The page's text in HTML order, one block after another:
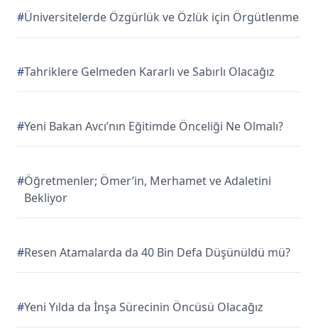
#Üniversitelerde Özgürlük ve Özlük için Örgütlenme
#Tahriklere Gelmeden Kararlı ve Sabırlı Olacağız
#Yeni Bakan Avcı’nın Eğitimde Önceliği Ne Olmalı?
#Öğretmenler; Ömer’in, Merhamet ve Adaletini
Bekliyor
#Resen Atamalarda da 40 Bin Defa Düşünüldü mü?
#Yeni Yılda da İnşa Sürecinin Öncüsü Olacağız